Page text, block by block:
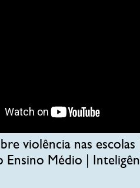
violência nas
Ensino Médio |